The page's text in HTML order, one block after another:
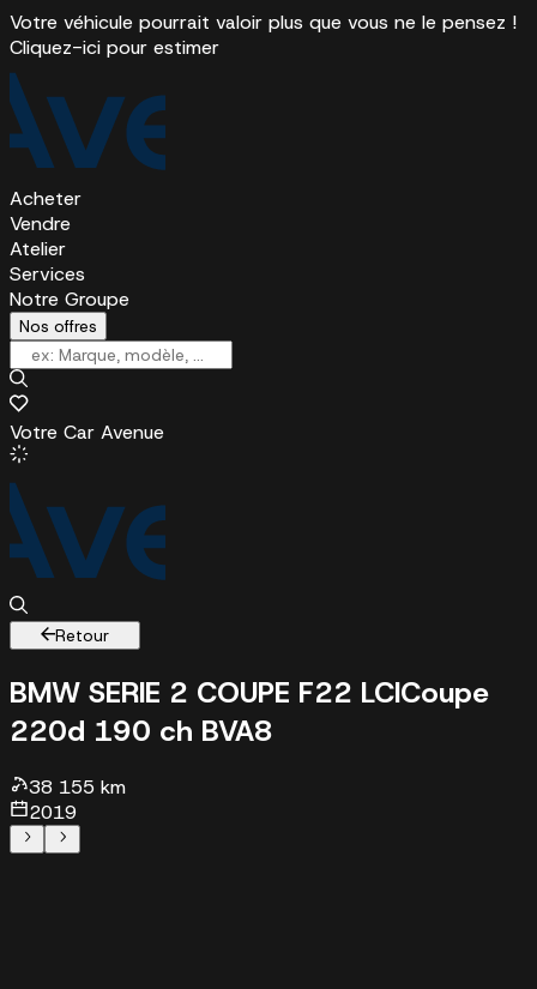
Votre véhicule pourrait valoir plus que vous ne le pensez !
Cliquez-ici pour estimer
Acheter
Vendre
Atelier
Services
Notre Groupe
Nos offres
Votre Car Avenue
Retour
BMW SERIE 2 COUPE F22 LCICoupe
220d 190 ch BVA8
38 155 km
2019